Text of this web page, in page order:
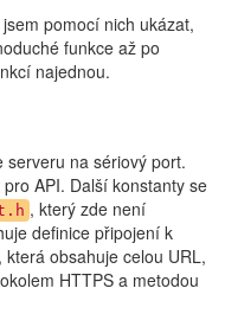
pomocí nich ukázat,
funkce až po
najednou.
na sériový port.
API. Další konstanty se
, který zde není
definice připojení k
, která obsahuje celou URL,
HTTPS a metodou